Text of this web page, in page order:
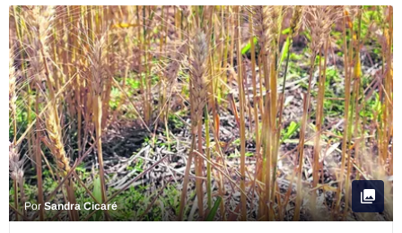
PorSandra Cicaré